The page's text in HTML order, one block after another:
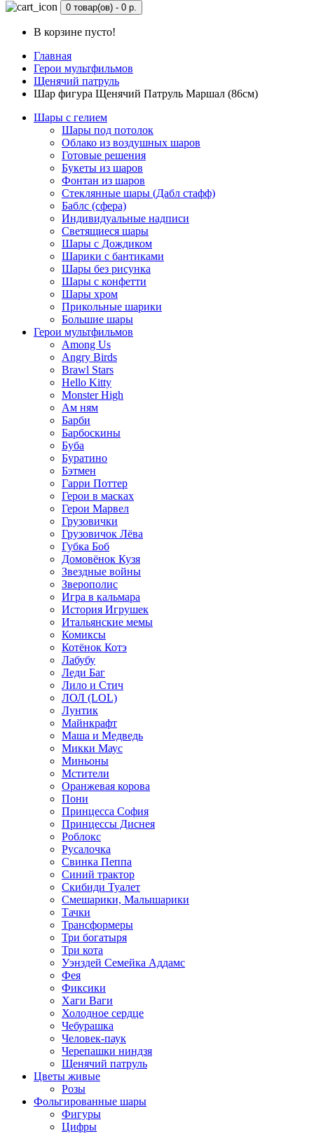
0 товар(ов) - 0 р.
В корзине пусто!
Главная
Герои мультфильмов
Щенячий патруль
Шар фигура Щенячий Патруль Маршал (86см)
Шары с гелием
Шары под потолок
Облако из воздушных шаров
Готовые решения
Букеты из шаров
Фонтан из шаров
Стеклянные шары (Дабл стафф)
Баблс (сфера)
Индивидуальные надписи
Светящиеся шары
Шары с Дождиком
Шарики с бантиками
Шары без рисунка
Шары с конфетти
Шары хром
Прикольные шарики
Большие шары
Герои мультфильмов
Among Us
Angry Birds
Brawl Stars
Hello Kitty
Monster High
Ам ням
Барби
Барбоскины
Буба
Буратино
Бэтмен
Гарри Поттер
Герои в масках
Герои Марвел
Грузовички
Грузовичок Лёва
Губка Боб
Домовёнок Кузя
Звездные войны
Зверополис
Игра в кальмара
История Игрушек
Итальянские мемы
Комиксы
Котёнок Котэ
Лабубу
Леди Баг
Лило и Стич
ЛОЛ (LOL)
Лунтик
Майнкрафт
Маша и Медведь
Микки Маус
Миньоны
Мстители
Оранжевая корова
Пони
Принцесса София
Принцессы Диснея
Роблокс
Русалочка
Свинка Пеппа
Синий трактор
Скибиди Туалет
Смешарики, Малышарики
Тачки
Трансформеры
Три богатыря
Три кота
Уэнздей Семейка Аддамс
Фея
Фиксики
Хаги Ваги
Холодное сердце
Чебурашка
Человек-паук
Черепашки ниндзя
Щенячий патруль
Цветы живые
Розы
Фольгированные шары
Фигуры
Цифры